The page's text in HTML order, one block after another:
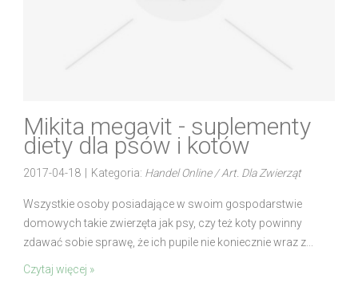
Mikita megavit - suplementy
diety dla psów i kotów
2017-04-18 Kategoria: Handel Online / Art. Dla Zwierząt
Wszystkie osoby posiadające w swoim gospodarstwie
domowych takie zwierzęta jak psy, czy też koty powinny
zdawać sobie sprawę, że ich pupile nie koniecznie wraz z...
Czytaj więcej »